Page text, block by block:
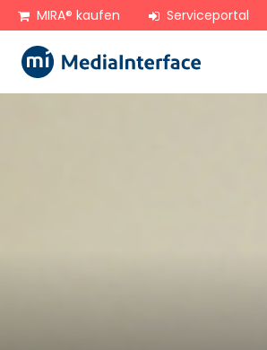
zum Hauptinhalt springen
MIRA® kaufen Serviceportal